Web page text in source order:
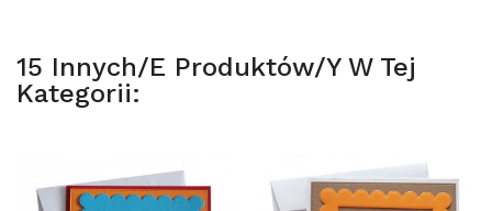
15 Innych/e Produktów/y W Tej
Kategorii: